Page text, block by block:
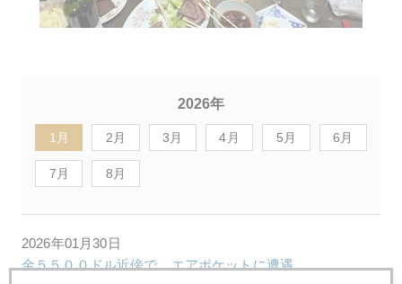
2026年
1月 2月 3月 4月 5月 6月
7月 8月
2026年01月30日
金５５００ドル近傍で、エアポケットに遭遇